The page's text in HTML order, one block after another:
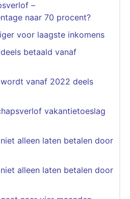
–
naar 70 procent?
voor laagste inkomens
betaald vanaf
vanaf 2022 deels
vakantietoeslag
alleen laten betalen door
alleen laten betalen door